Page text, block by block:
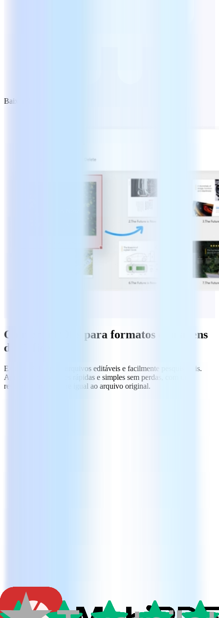
Baixar de graça
Converta PDFs para formatos e imagens
do Office
Exporte PDFs para arquivos editáveis e facilmente pesquisáveis.
Aproveite conversões rápidas e simples sem perdas, com um
resultado final sempre igual ao arquivo original.
Baixar de graça